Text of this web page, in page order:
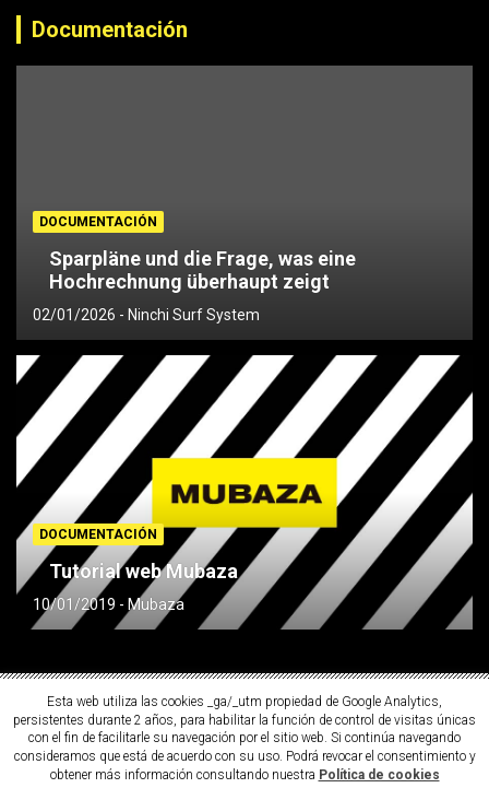
Documentación
DOCUMENTACIÓN
Sparpläne und die Frage, was eine
Hochrechnung überhaupt zeigt
02/01/2026 Ninchi Surf System
DOCUMENTACIÓN
Tutorial web Mubaza
10/01/2019 Mubaza
Esta web utiliza las cookies _ga/_utm propiedad de Google Analytics,
persistentes durante 2 años, para habilitar la función de control de visitas únicas
con el fin de facilitarle su navegación por el sitio web. Si continúa navegando
consideramos que está de acuerdo con su uso. Podrá revocar el consentimiento y
obtener más información consultando nuestra Política de cookies